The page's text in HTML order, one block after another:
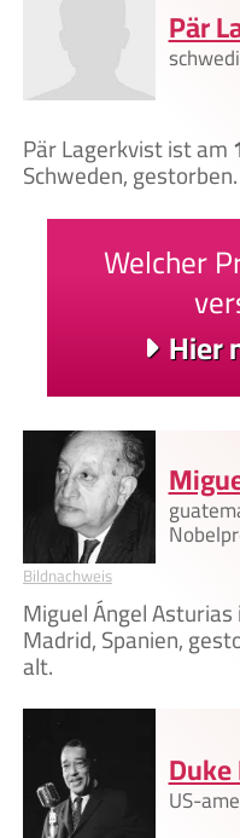
Pär
Pär Lagerkvist ist am
Schweden,
Welcher
Hier
Bildnachweis
Miguel Ángel
Madrid, Spanien,
alt.
US-